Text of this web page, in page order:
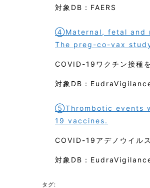
対象DB：FAERS
④Maternal, fetal and
The preg-co-vax
COVID-19ワクチン接種
対象DB：
⑤Thrombotic events
19 vaccines.
COVID-19アデノウイル
対象DB：
タグ: